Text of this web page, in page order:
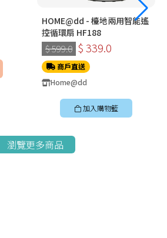
HOME@dd - 檯地兩用智能遙
控循環扇 HF188
$ 599.0 $ 339.0
商戶直送
Home@dd
加入購物籃
瀏覽更多商品